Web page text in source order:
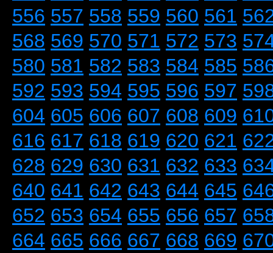
556 557 558 559 560 561
568 569 570 571 572 573
580 581 582 583 584 585
592 593 594 595 596 597
604 605 606 607 608 609
616 617 618 619 620 621
628 629 630 631 632 633
640 641 642 643 644 645
652 653 654 655 656 657
664 665 666 667 668 669